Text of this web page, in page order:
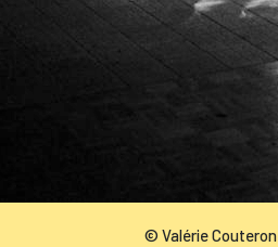
© Valérie Couteron